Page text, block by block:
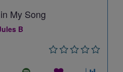
My Song
B